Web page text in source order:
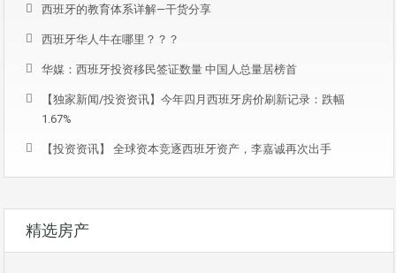
西班牙的教育体系详解—干货分享
西班牙华人牛在哪里？？？
华媒：西班牙投资移民签证数量 中国人总量居榜首
【独家新闻/投资资讯】今年四月西班牙房价刷新记录：跌幅
1.67%
【投资资讯】 全球资本竞逐西班牙资产，李嘉诚再次出手
精选房产